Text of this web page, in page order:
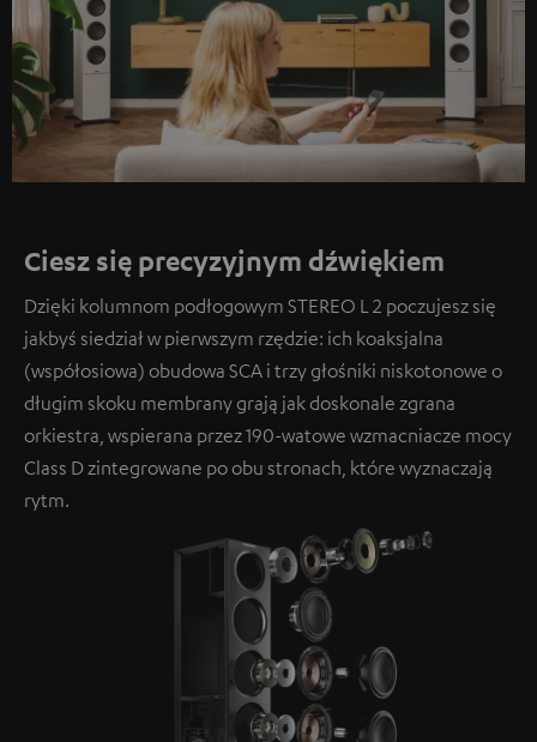
Ciesz się precyzyjnym dźwiękiem
Dzięki kolumnom podłogowym STEREO L 2 poczujesz się
jakbyś siedział w pierwszym rzędzie: ich koaksjalna
(współosiowa) obudowa SCA i trzy głośniki niskotonowe o
długim skoku membrany grają jak doskonale zgrana
orkiestra, wspierana przez 190-watowe wzmacniacze mocy
Class D zintegrowane po obu stronach, które wyznaczają
rytm.